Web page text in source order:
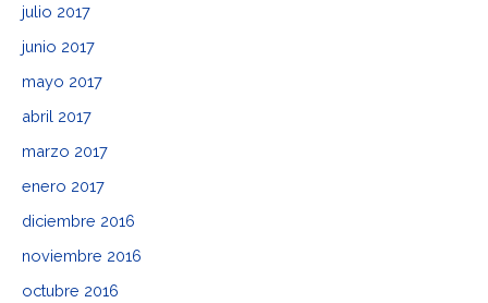
julio 2017
junio 2017
mayo 2017
abril 2017
marzo 2017
enero 2017
diciembre 2016
noviembre 2016
octubre 2016